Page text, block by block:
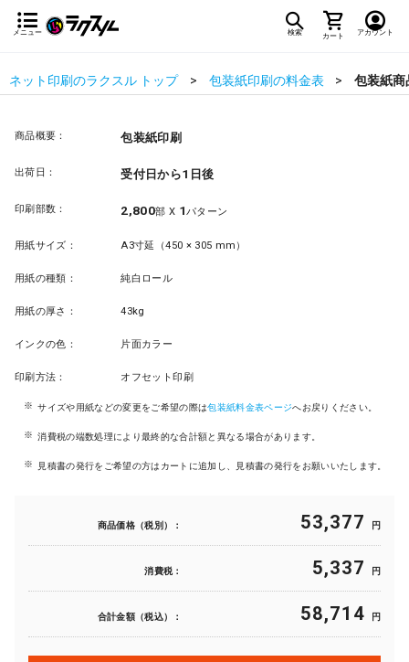
メニュー 検索 カート アカウント
ネット印刷のラクスル トップ 包装紙印刷の料金表 包装紙商
商品概要： 包装紙印刷
出荷日： 受付日から1日後
印刷部数： 2,800部 X 1パターン
用紙サイズ： A3寸延（450 × 305 mm）
用紙の種類： 純白ロール
用紙の厚さ： 43kg
インクの色： 片面カラー
印刷方法： オフセット印刷
サイズや用紙などの変更をご希望の際は包装紙料金表ページへお戻りください。
消費税の端数処理により最終的な合計額と異なる場合があります。
見積書の発行をご希望の方はカートに追加し、見積書の発行をお願いいたします。
商品価格（税別）： 53,377 円
消費税： 5,337 円
合計金額（税込）： 58,714 円